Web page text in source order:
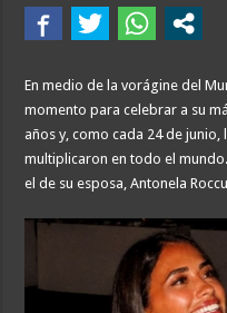
En medio de la vorágine del
momento para celebrar a su
años y, como cada 24 de
multiplicaron en todo el
el de su esposa, Antonela